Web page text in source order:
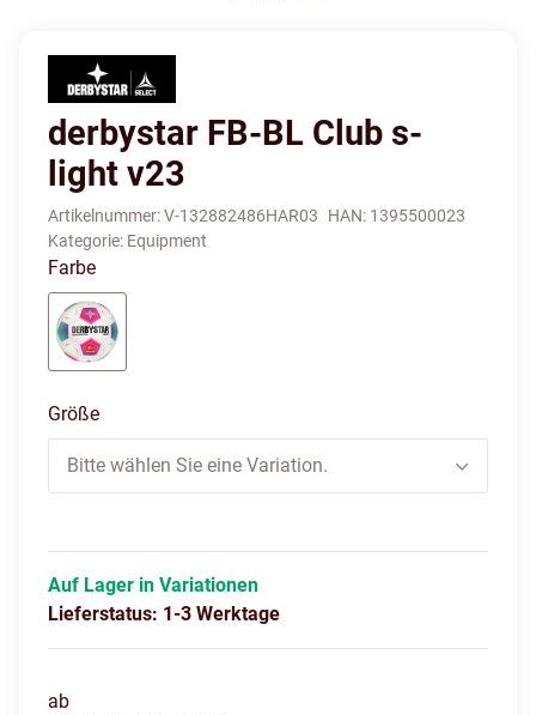
derbystar FB-BL Club s-
light v23
Artikelnummer:V-132882486HAR03 HAN: 1395500023
Kategorie: Equipment
Farbe
Größe
Bitte wählen Sie eine Variation.
Auf Lager in Variationen
Lieferstatus: 1-3 Werktage
ab